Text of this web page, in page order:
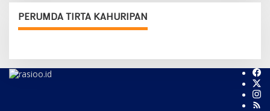
PERUMDA TIRTA KAHURIPAN